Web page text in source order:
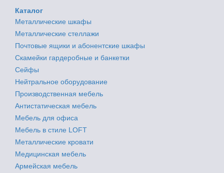
Каталог
Металлические шкафы
Металлические стеллажи
Почтовые ящики и абонентские шкафы
Скамейки гардеробные и банкетки
Сейфы
Нейтральное оборудование
Производственная мебель
Антистатическая мебель
Мебель для офиса
Мебель в стиле LOFT
Металлические кровати
Медицинская мебель
Армейская мебель